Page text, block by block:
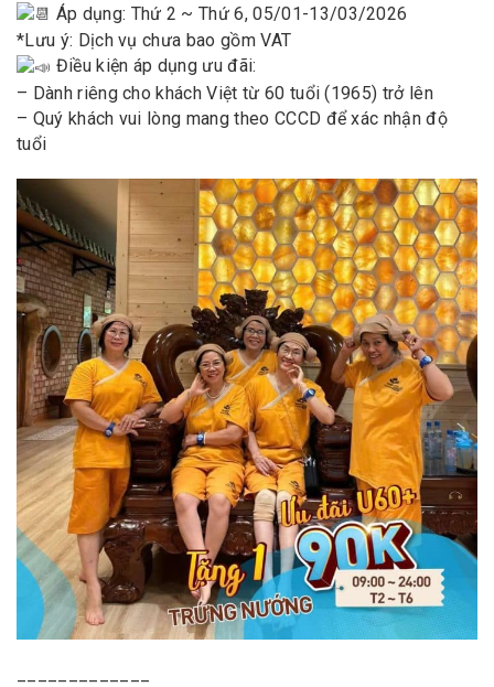
Áp dụng: Thứ 2 ~ Thứ 6, 05/01-13/03/2026
*Lưu ý: Dịch vụ chưa bao gồm VAT
Điều kiện áp dụng ưu đãi:
– Dành riêng cho khách Việt từ 60 tuổi (1965) trở lên
– Quý khách vui lòng mang theo CCCD để xác nhận độ
tuổi